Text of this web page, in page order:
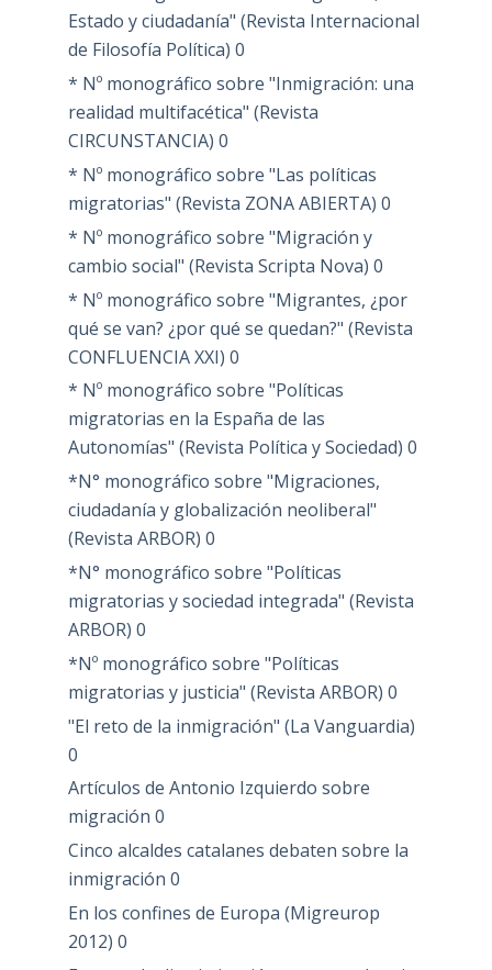
Estado y ciudadanía" (Revista Internacional
de Filosofía Política) 0
* Nº monográfico sobre "Inmigración: una
realidad multifacética" (Revista
CIRCUNSTANCIA) 0
* Nº monográfico sobre "Las políticas
migratorias" (Revista ZONA ABIERTA) 0
* Nº monográfico sobre "Migración y
cambio social" (Revista Scripta Nova) 0
* Nº monográfico sobre "Migrantes, ¿por
qué se van? ¿por qué se quedan?" (Revista
CONFLUENCIA XXI) 0
* Nº monográfico sobre "Políticas
migratorias en la España de las
Autonomías" (Revista Política y Sociedad) 0
*N° monográfico sobre "Migraciones,
ciudadanía y globalización neoliberal"
(Revista ARBOR) 0
*N° monográfico sobre "Políticas
migratorias y sociedad integrada" (Revista
ARBOR) 0
*Nº monográfico sobre "Políticas
migratorias y justicia" (Revista ARBOR) 0
"El reto de la inmigración" (La Vanguardia)
0
Artículos de Antonio Izquierdo sobre
migración 0
Cinco alcaldes catalanes debaten sobre la
inmigración 0
En los confines de Europa (Migreurop
2012) 0